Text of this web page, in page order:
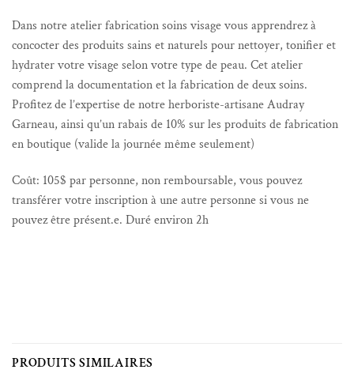
Dans notre atelier fabrication soins visage vous apprendrez à
concocter des produits sains et naturels pour nettoyer, tonifier et
hydrater votre visage selon votre type de peau. Cet atelier
comprend la documentation et la fabrication de deux soins.
Profitez de l’expertise de notre herboriste-artisane Audray
Garneau, ainsi qu’un rabais de 10% sur les produits de fabrication
en boutique (valide la journée même seulement)
Coût: 105$ par personne, non remboursable, vous pouvez
transférer votre inscription à une autre personne si vous ne
pouvez être présent.e. Duré environ 2h
PRODUITS SIMILAIRES